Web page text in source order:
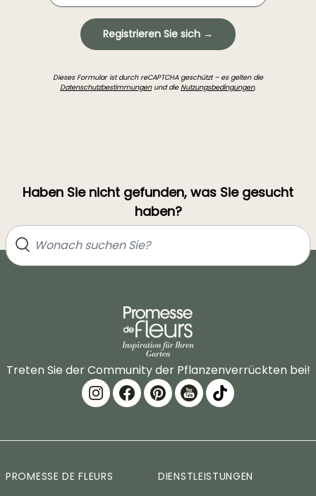
Registrieren Sie sich →
Dieses Formular ist durch reCAPTCHA geschützt – es gelten die
Datenschutzbestimmungenund dieNutzungsbedingungen.
Haben Sie nicht gefunden, was Sie gesucht
haben?
Treten Sie der Community der Pflanzenverrückten bei!
PROMESSE DE FLEURS DIENSTLEISTUNGEN